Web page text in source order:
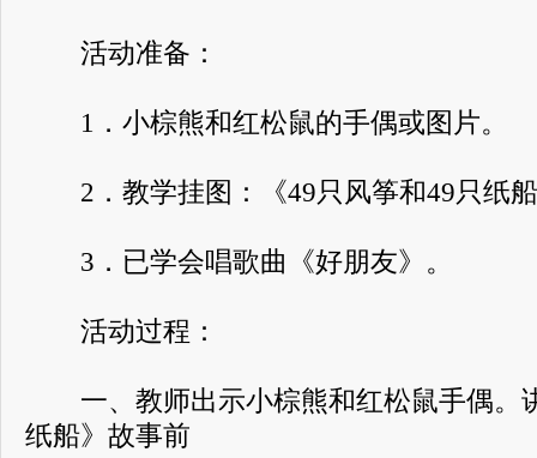
活动准备：
1．小棕熊和红松鼠的手偶或图片。
2．教学挂图：《49只风筝和49只纸
3．已学会唱歌曲《好朋友》。
活动过程：
一、教师出示小棕熊和红松鼠手偶。
纸船》故事前